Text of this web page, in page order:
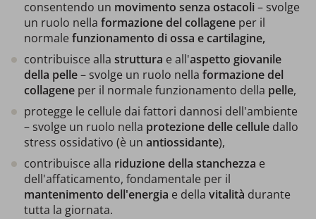
consentendo un movimento senza ostacoli– svolge
un ruolo nella formazione del collagene per il
normale funzionamento di ossa e cartilagine,
contribuisce alla struttura e all'aspetto giovanile
della pelle– svolge un ruolo nella formazione del
collagene per il normale funzionamento della pelle,
protegge le cellule dai fattori dannosi dell'ambiente
– svolge un ruolo nella protezione delle cellule dallo
stress ossidativo (è un antiossidante),
contribuisce alla riduzione della stanchezza e
dell'affaticamento, fondamentale per il
mantenimento dell'energia e della vitalità durante
tutta la giornata.